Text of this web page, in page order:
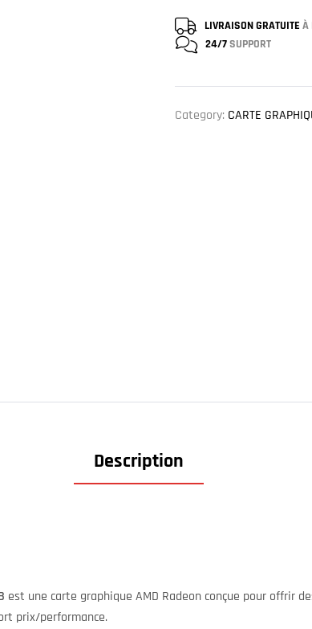
LIVRAISON GRATUITE À
24/7SUPPORT
Category: CARTE
Description
est une carte graphique AMD Radeon conçue pour offrir
prix/performance.